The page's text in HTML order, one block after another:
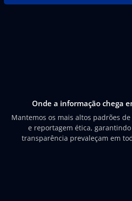
Onde a informação chega
Mantemos os mais altos padrões
e reportagem ética,
transparência prevaleçam em